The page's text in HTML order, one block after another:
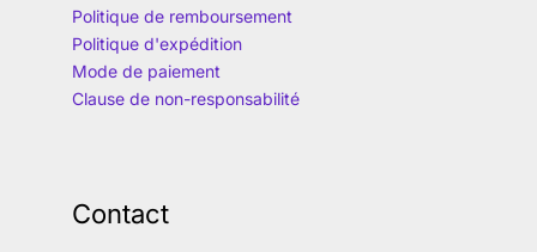
Politique de remboursement
Politique d'expédition
Mode de paiement
Clause de non-responsabilité
Contact